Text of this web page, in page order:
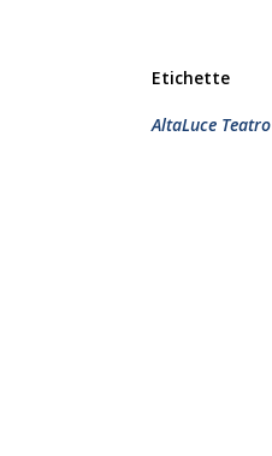
Etichette
AltaLuce Teatro